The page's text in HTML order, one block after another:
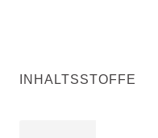
INHALTSSTOFFE